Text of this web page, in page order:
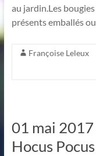
au jardin.Les
présents emballés ou
Françoise Leleux
01 mai 2017
Hocus Pocus